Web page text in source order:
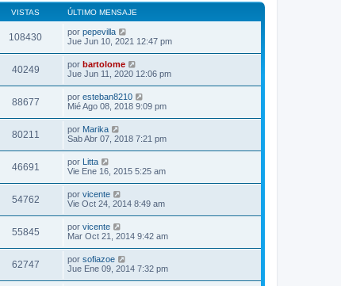
VISTAS ÚLTIMO MENSAJE
108430 por pepevilla
Jue Jun 10, 2021 12:47 pm
40249 por bartolome
Jue Jun 11, 2020 12:06 pm
88677 por esteban8210
Mié Ago 08, 2018 9:09 pm
80211 por Marika
Sab Abr 07, 2018 7:21 pm
46691 por Litta
Vie Ene 16, 2015 5:25 am
54762 por vicente
Vie Oct 24, 2014 8:49 am
55845 por vicente
Mar Oct 21, 2014 9:42 am
62747 por sofiazoe
Jue Ene 09, 2014 7:32 pm